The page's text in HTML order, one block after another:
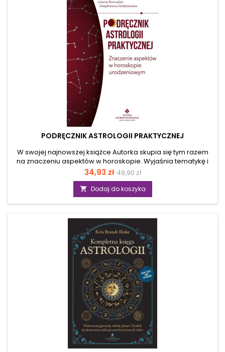
postrzegamy i odczuwamy jego głębię. Autorka prezentuje
w...
PODRĘCZNIK ASTROLOGII PRAKTYCZNEJ
W swojej najnowszej książce Autorka skupia się tym razem
na znaczeniu aspektów w horoskopie. Wyjaśnia tematykę i
funkcje aspektów harmonijnych i nieharmonijnych, aspektów
separacyjnych i aplikacyjnych, aspektów typu partil/partile,
jak również interpretacje aspektów planet w żywiołach i
jakościach. Podpowiada, jak odnaleźć planety oblężone
przez malefiki lub benefiki oraz jak rozróżniać horoskopy
akcydentalnych planet w horoskopie urodzeniowym oraz...
Cena
34,93 zł Cena
podstawowa
49,90 zł
 Dodaj do koszyka